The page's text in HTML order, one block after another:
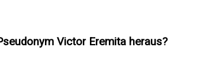
Victor Eremita heraus?